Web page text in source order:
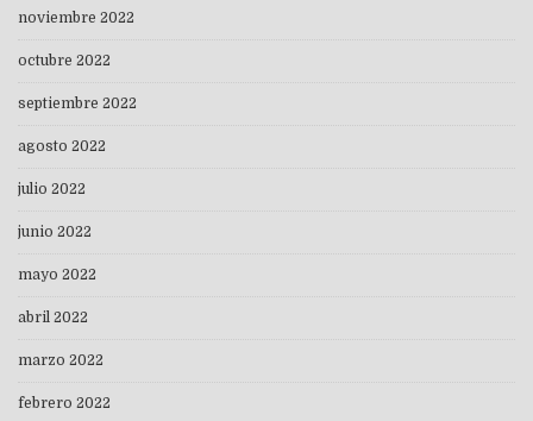
noviembre 2022
octubre 2022
septiembre 2022
agosto 2022
julio 2022
junio 2022
mayo 2022
abril 2022
marzo 2022
febrero 2022